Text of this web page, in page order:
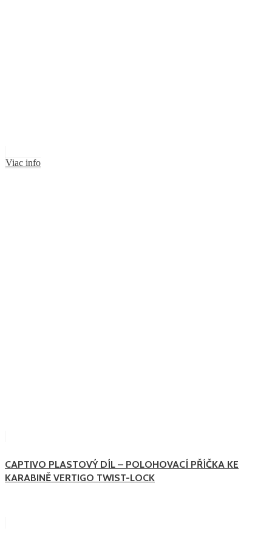
Viac info
CAPTIVO PLASTOVÝ DÍL – POLOHOVACÍ PŘÍČKA KE
KARABINĚ VERTIGO TWIST-LOCK